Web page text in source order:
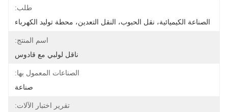
طلب:
الصناعة الكيميائية، نقل الحبوب، النقل التعدين، محطة توليد الكهرباء
اسم المنتج:
ناقل لولبي مع قادوس
الصناعات المعمول بها:
صناعة
تقرير اختبار الآلات: